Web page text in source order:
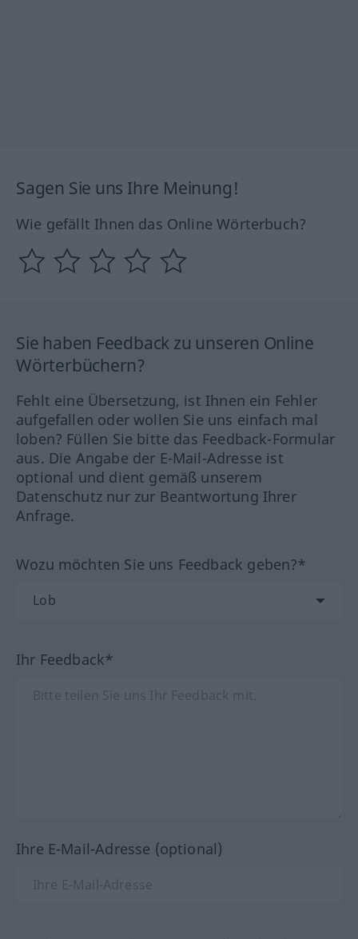
Sagen Sie uns Ihre Meinung!
Wie gefällt Ihnen das Online Wörterbuch?
Sie haben Feedback zu unseren Online
Wörterbüchern?
Fehlt eine Übersetzung, ist Ihnen ein Fehler
aufgefallen oder wollen Sie uns einfach mal
loben? Füllen Sie bitte das Feedback-Formular
aus. Die Angabe der E-Mail-Adresse ist
optional und dient gemäß unserem
Datenschutz nur zur Beantwortung Ihrer
Anfrage.
Wozu möchten Sie uns Feedback geben?*
Ihr Feedback*
Ihre E-Mail-Adresse (optional)